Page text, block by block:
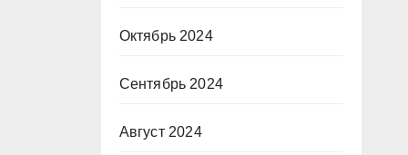
Октябрь 2024
Сентябрь 2024
Август 2024